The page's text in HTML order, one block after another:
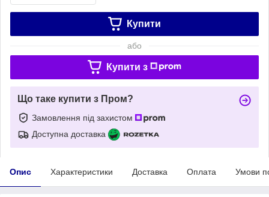
Купити
або
Купити з
Що таке купити з Пром?
Замовлення під захистом
Доступна доставка
Опис Характеристики Доставка Оплата Умови